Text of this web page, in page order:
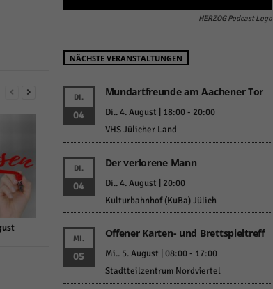
HERZOG Podcast Logo
NÄCHSTE VERANSTALTUNGEN
DI.
04
Mundartfreunde am Aachener Tor
Di.. 4. August | 18:00- 20:00
VHS Jülicher Land
DI.
04
Der verlorene Mann
Di.. 4. August | 20:00
Kulturbahnhof (KuBa) Jülich
MI.
05
Offener Karten- und Brettspieltreff
Mi.. 5. August | 08:00- 17:00
Stadtteilzentrum Nordviertel